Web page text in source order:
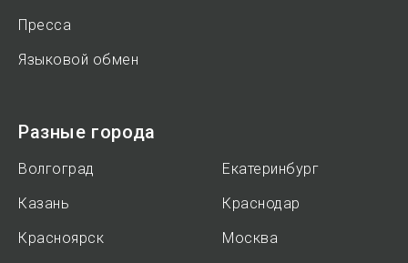
Пресса
Языковой обмен
Разные города
Волгоград
Екатеринбург
Казань
Краснодар
Красноярск
Москва